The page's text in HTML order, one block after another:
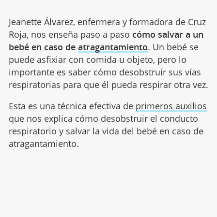
Jeanette Álvarez, enfermera y formadora de Cruz
Roja, nos enseña paso a paso cómo salvar a un
bebé en caso de atragantamiento. Un bebé se
puede asfixiar con comida u objeto, pero lo
importante es saber cómo desobstruir sus vías
respiratorias para que él pueda respirar otra vez.
Esta es una técnica efectiva de primeros auxilios
que nos explica cómo desobstruir el conducto
respiratorio y salvar la vida del bebé en caso de
atragantamiento.